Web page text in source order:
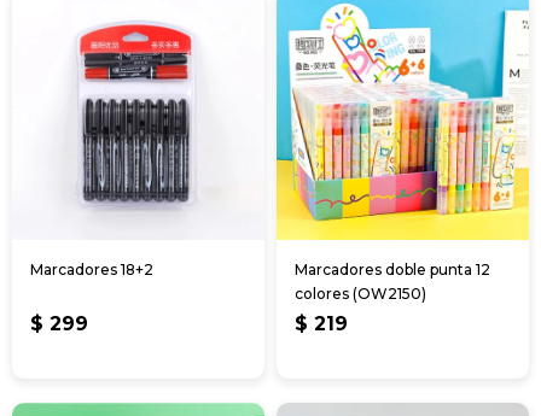
Marcadores 18+2
$ 299
Marcadores doble punta 12
colores (OW2150)
$ 219